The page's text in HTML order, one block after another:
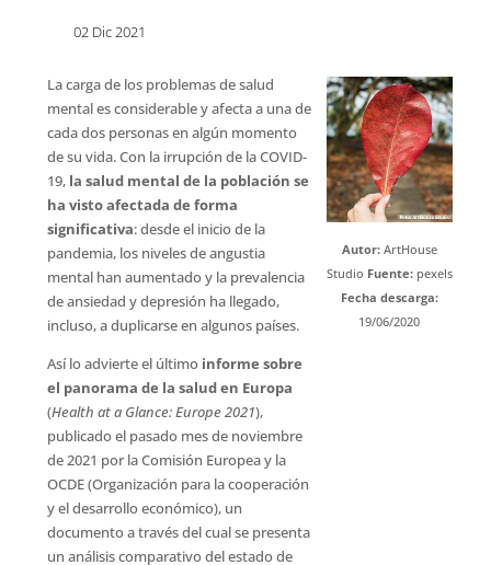
02 Dic 2021
La carga de los problemas de salud
mental es considerable y afecta a una de
cada dos personas en algún momento
de su vida. Con la irrupción de la COVID-
19, la salud mental de la población se
ha visto afectada de forma
significativa: desde el inicio de la
pandemia, los niveles de angustia
mental han aumentado y la prevalencia
de ansiedad y depresión ha llegado,
incluso, a duplicarse en algunos países.
Así lo advierte el último informe sobre
el panorama de la salud en Europa
(Health at a Glance: Europe2021),
publicado el pasado mes de noviembre
de 2021 por la Comisión Europea y la
OCDE (Organización para la cooperación
y el desarrollo económico), un
documento a través del cual se presenta
un análisis comparativo del estado de
Autor:ArtHouse
Studio Fuente: pexels
Fecha descarga:
19/06/2020